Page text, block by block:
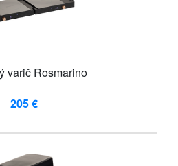
varič Rosmarino
205 €